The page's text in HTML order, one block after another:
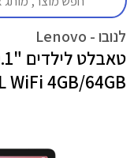
לנובו - Lenovo
WiFi 4GB/64GB